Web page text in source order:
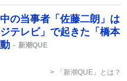
の当事者「佐藤二朗」は
テレビ」で起きた「橋本
新潮QUE
「新潮QUE」とは？